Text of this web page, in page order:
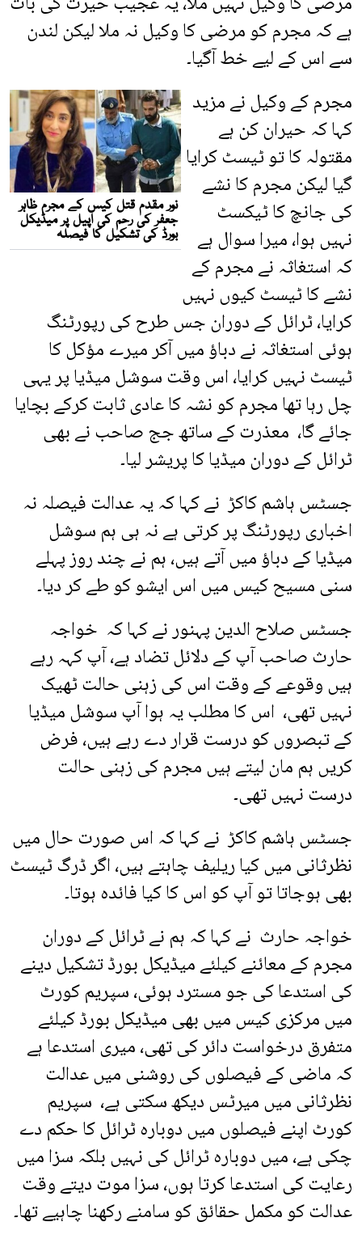
ہے کہ مجرم کو مرضی کا وکیل نہ ملا لیکن لندن
سے اس کے لیے خط آگیا۔
مجرم کے وکیل نے مزید
کہا کہ حیران کن ہے
مقتولہ کا تو ٹیسٹ کرایا
گیا لیکن مجرم کا نشے
کی جانچ کا ٹیکسٹ
نہیں ہوا، میرا سوال ہے
کہ استغاثہ نے مجرم کے
نشے کا ٹیسٹ کیوں نہیں
کرایا، ٹرائل کے دوران جس طرح کی رپورٹنگ
ہوئی استغاثہ نے دباؤ میں آکر میرے مؤکل کا
ٹیسٹ نہیں کرایا، اس وقت سوشل میڈیا پر یہی
چل رہا تھا مجرم کو نشہ کا عادی ثابت کرکے بچایا
جائے گا، معذرت کے ساتھ جج صاحب نے بھی
ٹرائل کے دوران میڈیا کا پریشر لیا۔
جسٹس ہاشم کاکڑ نے کہا کہ یہ عدالت فیصلہ نہ
اخباری رپورٹنگ پر کرتی ہے نہ ہی ہم سوشل
میڈیا کے دباؤ میں آتے ہیں، ہم نے چند روز پہلے
سنی مسیح کیس میں اس ایشو کو طے کر دیا۔
جسٹس صلاح الدین پہنور نے کہا کہ خواجہ
حارث صاحب آپ کے دلائل تضاد ہے، آپ کہہ رہے
ہیں وقوعے کے وقت اس کی زہنی حالت ٹھیک
نہیں تھی، اس کا مطلب یہ ہوا آپ سوشل میڈیا
کے تبصروں کو درست قرار دے رہے ہیں، فرض
کریں ہم مان لیتے ہیں مجرم کی زہنی حالت
درست نہیں تھی۔
جسٹس ہاشم کاکڑ نے کہا کہ اس صورت حال میں
نظرثانی میں کیا ریلیف چاہتے ہیں، اگر ڈرگ ٹیسٹ
بھی ہوجاتا تو آپ کو اس کا کیا فائدہ ہوتا۔
خواجہ حارث نے کہا کہ ہم نے ٹرائل کے دوران
مجرم کے معائنے کیلئے میڈیکل بورڈ تشکیل دینے
کی استدعا کی جو مسترد ہوئی، سپریم کورٹ
میں مرکزی کیس میں بھی میڈیکل بورڈ کیلئے
متفرق درخواست دائر کی تھی، میری استدعا ہے
کہ ماضی کے فیصلوں کی روشنی میں عدالت
نظرثانی میں میرٹس دیکھ سکتی ہے، سپریم
کورٹ اپنے فیصلوں میں دوبارہ ٹرائل کا حکم دے
چکی ہے، میں دوبارہ ٹرائل کی نہیں بلکہ سزا میں
رعایت کی استدعا کرتا ہوں، سزا موت دیتے وقت
عدالت کو مکمل حقائق کو سامنے رکھنا چاہیے تھا۔